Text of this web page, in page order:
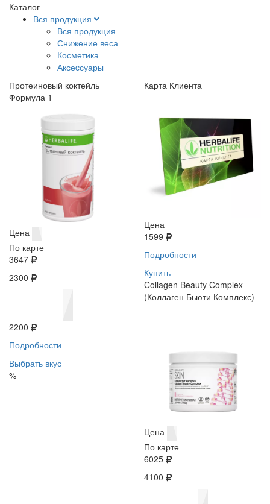
Каталог
Вся продукция
Вся продукция
Снижение веса
Косметика
Аксеcсуары
Протеиновый коктейль
Формула 1
Цена
По карте
3647
2300
2200
Подробности
Выбрать вкус
%
Карта Клиента
Цена
1599
Подробности
Купить
Collagen Beauty Complex
(Коллаген Бьюти Комплекс)
Цена
По карте
6025
4100